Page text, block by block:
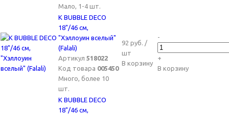
Мало, 1-4 шт.
К BUBBLE DECO
18"/46 см,
"Хэллоуин вселый"
(Falali)
Артикул 518022
Код товара 005450
Много, более 10
шт.
92 руб. /
шт
В корзину
-
+
В корзину
К BUBBLE DECO
18"/46 см,